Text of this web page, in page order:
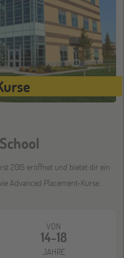
(Ozeanien)
(Europa)
2015 eröffnet und bietet dir ein
Advanced Placement-Kurse.
VON
14-18
JAHRE